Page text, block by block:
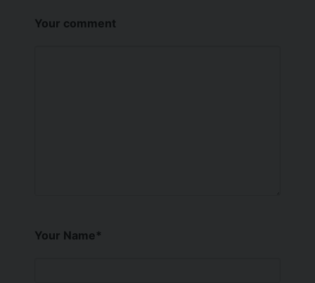
Your comment
Your Name*